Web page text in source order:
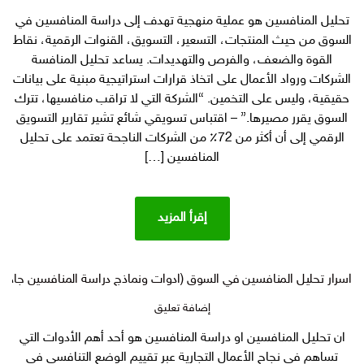
تحليل
المنافسين
الشامل:
نموذج
تحليل
المنافسين
PDF
+
خطوات
المنافسين
السوق
تحليل المنافسين هو عملية منهجية تهدف إلى دراسة المنافسين في
السوق من حيث المنتجات، التسعير، التسويق، القنوات الرقمية، نقاط
القوة والضعف، والفرص والتهديدات. يساعد تحليل المنافسة
الشركات ورواد الأعمال على اتخاذ قرارات استراتيجية مبنية على بيانات
حقيقية، وليس على التخمين. “الشركة التي لا تراقب منافسيها، تترك
السوق يقرر مصيرها.” – اقتباس تسويقي شائع تشير تقارير التسويق
الرقمي إلى أن أكثر من 72٪ من الشركات الناجحة تعتمد على تحليل
المنافسين […]
إقرأ المزيد
اسرار تحليل المنافسين في السوق (ادوات ونماذج دراسة المنافسين
إضافة تعليقعلى
تحليل
المنافسين
ان تحليل المنافسين او دراسة المنافسين هو أحد أهم الأدوات التي
تساهم في نجاح الأعمال التجارية عبر تقييم الوضع التنافسي في